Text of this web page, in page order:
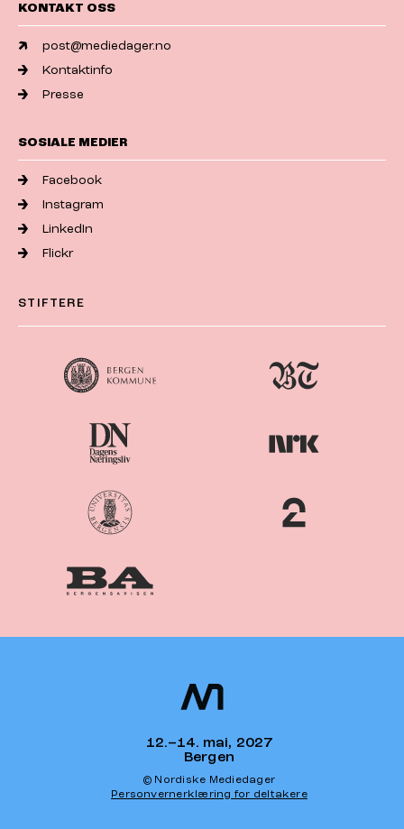
KONTAKT OSS
post@mediedager.no
Kontaktinfo
Presse
SOSIALE MEDIER
Facebook
Instagram
LinkedIn
Flickr
STIFTERE
12.–14. mai, 2027
Bergen
© Nordiske Mediedager
Personvernerklæring for deltakere